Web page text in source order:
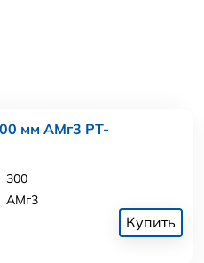
мм АМг3 РТ-
300
АМг3
Купить